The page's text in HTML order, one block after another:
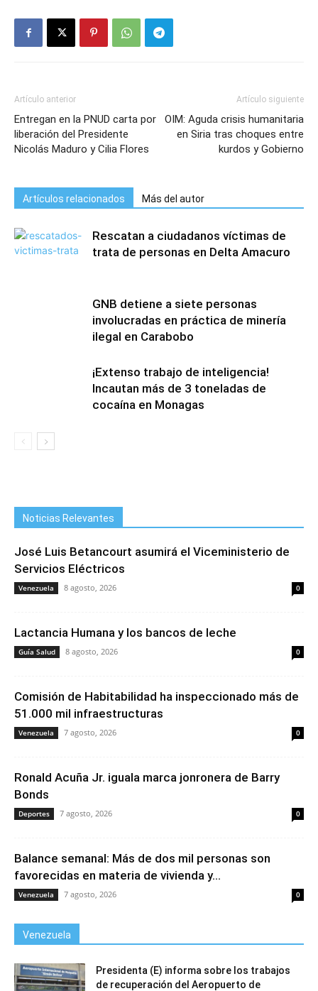
Artículo anterior
Entregan en la PNUD carta por
liberación del Presidente
Nicolás Maduro y Cilia Flores
Artículo siguiente
OIM: Aguda crisis humanitaria
en Siria tras choques entre
kurdos y Gobierno
Artículos relacionados Más del autor
Rescatan a ciudadanos víctimas de
trata de personas en Delta Amacuro
GNB detiene a siete personas
involucradas en práctica de minería
ilegal en Carabobo
¡Extenso trabajo de inteligencia!
Incautan más de 3 toneladas de
cocaína en Monagas
Noticias Relevantes
José Luis Betancourt asumirá el Viceministerio de
Servicios Eléctricos
Venezuela 8 agosto, 2026 0
Lactancia Humana y los bancos de leche
Guía Salud 8 agosto, 2026 0
Comisión de Habitabilidad ha inspeccionado más de
51.000 mil infraestructuras
Venezuela 7 agosto, 2026 0
Ronald Acuña Jr. iguala marca jonronera de Barry
Bonds
Deportes 7 agosto, 2026 0
Balance semanal: Más de dos mil personas son
favorecidas en materia de vivienda y...
Venezuela 7 agosto, 2026 0
Venezuela
Presidenta (E) informa sobre los trabajos
de recuperación del Aeropuerto de